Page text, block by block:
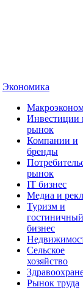
Экономика
Инвестиции
рынок
Компании и
бренды
рынок
IT бизнес
Медиа и
Туризм и
гостиничный
бизнес
Сельское
хозяйство
Рынок труда